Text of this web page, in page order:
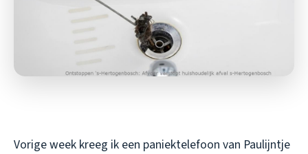
Vorige week kreeg ik een paniektelefoon van Paulijntje